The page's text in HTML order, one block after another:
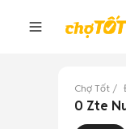
Chợ Tốt
0 Zte